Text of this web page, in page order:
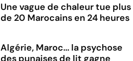
Une vague de chaleur tue plus
de 20 Marocains en 24 heures
Algérie, Maroc... la psychose
des punaises de lit gagne